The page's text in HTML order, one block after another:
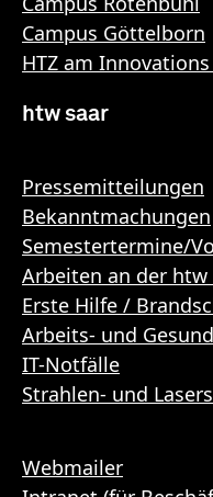
Campus Göttelborn
HTZ am
htw saar
Pressemitteilungen
Bekanntmachungen
Semestertermine/
Arbeiten an der htw
Erste Hilfe /
Arbeits- und
IT-Notfälle
Strahlen- und
Webmailer